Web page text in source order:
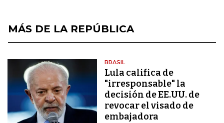
MÁS DE LA REPÚBLICA
BRASIL
Lula califica de
"irresponsable" la
decisión de EE.UU. de
revocar el visado de
embajadora